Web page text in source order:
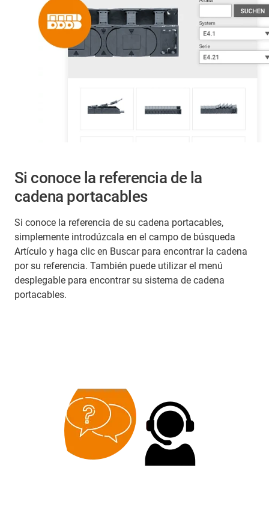
Si conoce la referencia de la
cadena portacables
Si conoce la referencia de su cadena portacables,
simplemente introdúzcala en el campo de búsqueda
Artículo y haga clic en Buscar para encontrar la cadena
por su referencia. También puede utilizar el menú
desplegable para encontrar su sistema de cadena
portacables.